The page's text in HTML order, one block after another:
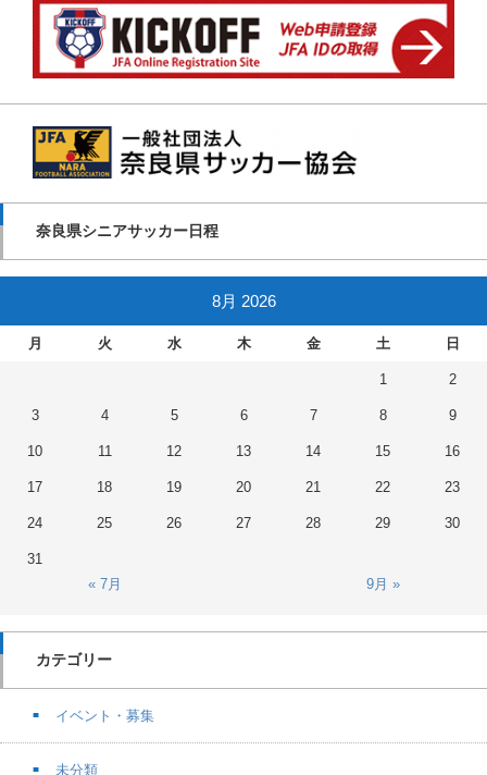
奈良県シニアサッカー日程
8月 2026
月 火 水 木 金 土 日
1 2
3 4 5 6 7 8 9
10 11 12 13 14 15 16
17 18 19 20 21 22 23
24 25 26 27 28 29 30
31
« 7月
9月 »
カテゴリー
イベント・募集
未分類